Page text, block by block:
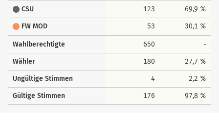
CSU 123 69,9 %
FW MOD 53 30,1 %
Wahlberechtigte 650 -
Wähler 180 27,7 %
Ungültige Stimmen 4 2,2 %
Gültige Stimmen 176 97,8 %